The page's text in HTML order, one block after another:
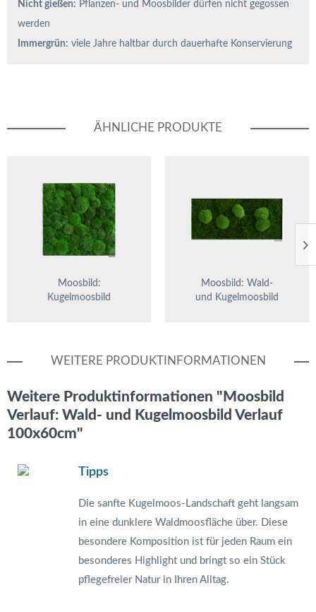
Nicht gießen: Pflanzen- und Moosbilder dürfen nicht gegossen
werden
Immergrün: viele Jahre haltbar durch dauerhafte Konservierung
ÄHNLICHE PRODUKTE
Moosbild:
Kugelmoosbild
Moosbild: Wald-
und Kugelmoosbild
WEITERE PRODUKTINFORMATIONEN
Weitere Produktinformationen "Moosbild
Verlauf: Wald- und Kugelmoosbild Verlauf
100x60cm"
Tipps
Die sanfte Kugelmoos-Landschaft geht langsam
in eine dunklere Waldmoosfläche über. Diese
besondere Komposition ist für jeden Raum ein
besonderes Highlight und bringt so ein Stück
pflegefreier Natur in Ihren Alltag.